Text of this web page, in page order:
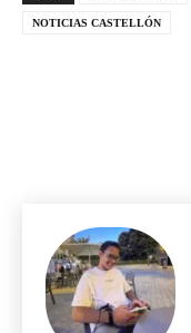
NOTICIAS CASTELLÓN